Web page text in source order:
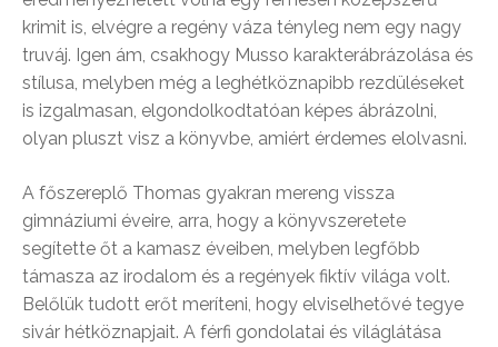
krimit is, elvégre a regény váza tényleg nem egy nagy
truváj. Igen ám, csakhogy Musso karakterábrázolása és
stílusa, melyben még a leghétköznapibb rezdüléseket
is izgalmasan, elgondolkodtatóan képes ábrázolni,
olyan pluszt visz a könyvbe, amiért érdemes elolvasni.
A főszereplő Thomas gyakran mereng vissza
gimnáziumi éveire, arra, hogy a könyvszeretete
segítette őt a kamasz éveiben, melyben legfőbb
támasza az irodalom és a regények fiktív világa volt.
Belőlük tudott erőt meríteni, hogy elviselhetővé tegye
sivár hétköznapjait. A férfi gondolatai és világlátása